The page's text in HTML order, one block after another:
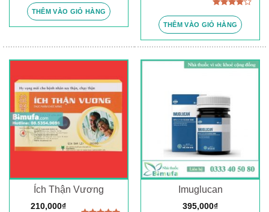
THÊM VÀO GIỎ HÀNG
xếp
hạng
sao
THÊM VÀO GIỎ HÀNG
Ích Thận Vương
210,000₫
Imuglucan
395,000₫